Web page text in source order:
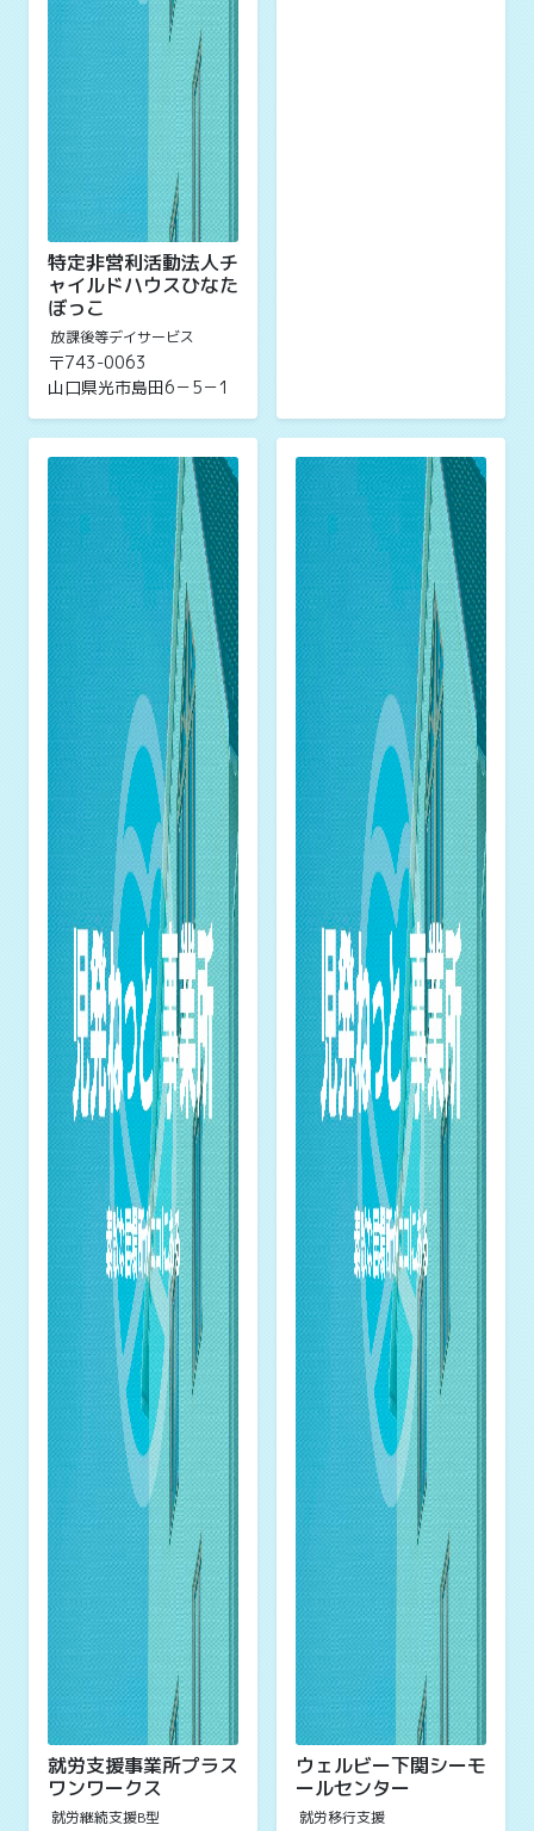
特定非営利活動法人チ
ャイルドハウスひなた
ぼっこ
放課後等デイサービス
〒743-0063
山口県光市島田6－5－1
就労支援事業所プラス
ワンワークス
就労継続支援B型
ウェルビー下関シーモ
ールセンター
就労移行支援